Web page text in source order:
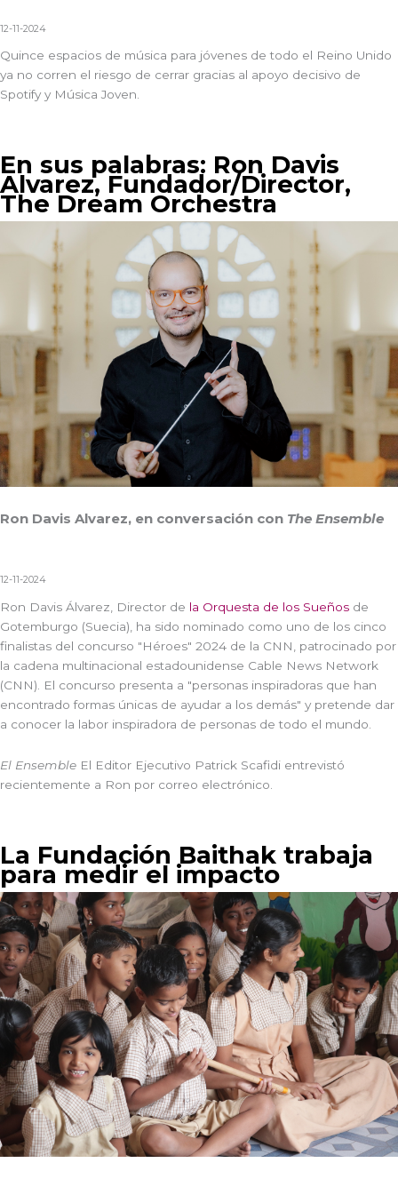
12-11-2024
Quince espacios de música para jóvenes de todo el Reino Unido
ya no corren el riesgo de cerrar gracias al apoyo decisivo de
Spotify y Música Joven
En sus palabras: Ron Davis
Alvarez, Fundador/Director,
The Dream Orchestra
Ron Davis Alvarez, en conversación con The Ensemble
12-11-2024
Ron Davis Álvarez, Director de la Orquesta de los Sueños de
Gotemburgo (Suecia), ha sido nominado como uno de los cinco
finalistas del concurso "Héroes" 2024 de la CNN, patrocinado por
la cadena multinacional estadounidense Cable News Network
(CNN). El concurso presenta a "personas inspiradoras que han
encontrado formas únicas de ayudar a los demás" y pretende dar
a conocer la labor inspiradora de personas de todo el mundo.
El Ensemble El Editor Ejecutivo Patrick Scafidi entrevistó
recientemente a Ron por correo electrónico.
La Fundación Baithak trabaja
para medir el impacto